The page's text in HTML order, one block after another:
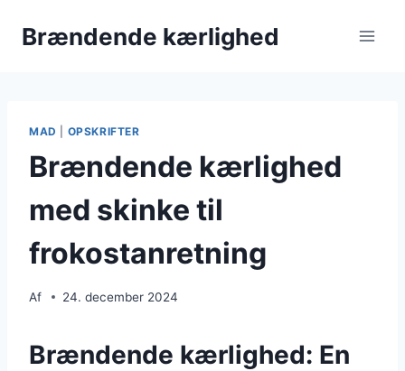
Brændende kærlighed
MAD OPSKRIFTER
Brændende kærlighed
med skinke til
frokostanretning
Af 24. december 2024
Brændende kærlighed: En